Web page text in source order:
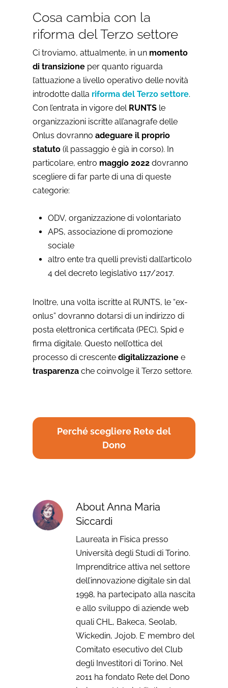
Cosa cambia con la
riforma del Terzo settore
Ci troviamo, attualmente, in un momento
di transizione per quanto riguarda
l’attuazione a livello operativo delle novità
introdotte dalla riforma del Terzo settore.
Con l’entrata in vigore del RUNTS le
organizzazioni iscritte all’anagrafe delle
Onlus dovranno adeguare il proprio
statuto (il passaggio è già in corso). In
particolare, entro maggio 2022 dovranno
scegliere di far parte di una di queste
categorie:
ODV, organizzazione di volontariato
APS, associazione di promozione
sociale
altro ente tra quelli previsti dall’articolo
4 del decreto legislativo 117/2017.
Inoltre, una volta iscritte al RUNTS, le “ex-
onlus” dovranno dotarsi di un indirizzo di
posta elettronica certificata (PEC), Spid e
firma digitale. Questo nell’ottica del
processo di crescente digitalizzazione e
trasparenza che coinvolge il Terzo settore.
Perché scegliere Rete del
Dono
AboutAnna Maria
Siccardi
Laureata in Fisica presso
Università degli Studi di Torino.
Imprenditrice attiva nel settore
dell’innovazione digitale sin dal
1998, ha partecipato alla nascita
e allo sviluppo di aziende web
quali CHL, Bakeca, Seolab,
Wickedin, Jojob. E’ membro del
Comitato esecutivo del Club
degli Investitori di Torino. Nel
2011 ha fondato Rete del Dono